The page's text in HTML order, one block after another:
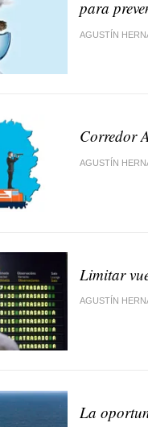
para
AGUSTÍN
Corredor
AGUSTÍN
Limitar
AGUSTÍN
La